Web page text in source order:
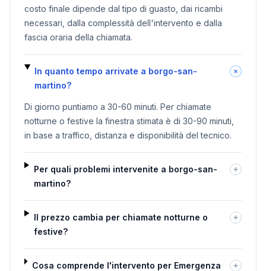
costo finale dipende dal tipo di guasto, dai ricambi
necessari, dalla complessità dell'intervento e dalla
fascia oraria della chiamata.
In quanto tempo arrivate a borgo-san-
martino?
Di giorno puntiamo a 30-60 minuti. Per chiamate
notturne o festive la finestra stimata è di 30-90 minuti,
in base a traffico, distanza e disponibilità del tecnico.
Per quali problemi intervenite a borgo-san-
martino?
Il prezzo cambia per chiamate notturne o
festive?
Cosa comprende l'intervento per Emergenza